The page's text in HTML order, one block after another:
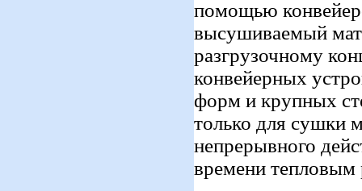
помощью
высушиваемый
разгрузочному
конвейерных
форм и крупных
только для сушки
непрерывного
времени